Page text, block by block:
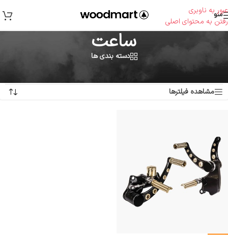
عبور به ناوبری
رفتن به محتوای اصلی
منو
ساعت
دسته بندی ها
ساعت
مشاهده فیلترها